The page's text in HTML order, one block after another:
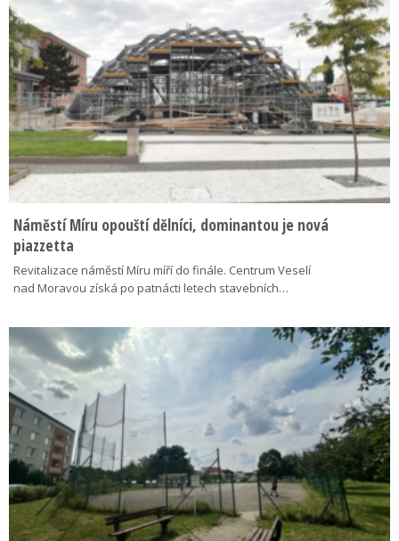
Náměstí Míru opouští dělníci, dominantou je nová
piazzetta
Revitalizace náměstí Míru míří do finále. Centrum Veselí
nad Moravou získá po patnácti letech stavebních…